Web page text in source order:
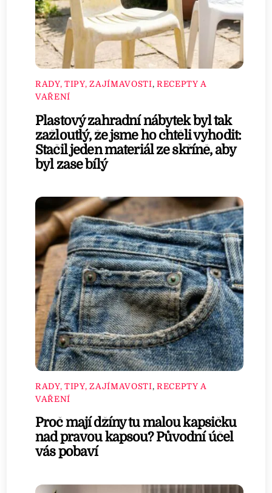
RADY, TIPY, ZAJÍMAVOSTI, RECEPTY A
VAŘENÍ
Plastový zahradní nábytek byl tak
zažloutlý, že jsme ho chtěli vyhodit:
Stačil jeden materiál ze skříně, aby
byl zase bílý
RADY, TIPY, ZAJÍMAVOSTI, RECEPTY A
VAŘENÍ
Proč mají džíny tu malou kapsičku
nad pravou kapsou? Původní účel
vás pobaví